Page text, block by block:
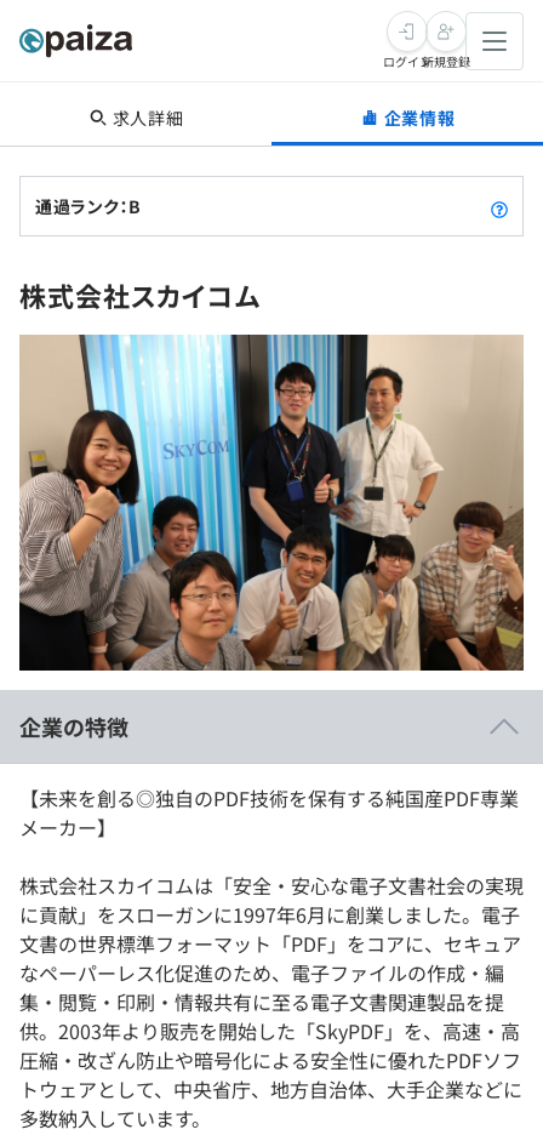
転職・キャリア
転職成功ガイド
転職エージェント
インタビュー
転職成功ガイド
新卒就活
求人検索
本選考
インターン
新卒エージェント
イベント・セミナー
インタビュー
学習
講座一覧
問題集
4択課題
ナレッジ
リファレンス
プラン
個人向けプラン
法人向けプラン
契約内容・クーポン
スキルチェック
プログラミング言語
SQL
評価結果一覧
再チャレンジ結果一覧
ゲーム・マンガ
メディア
Tech Team Journal
paiza times
paizaとは？
ログイン新規登録
求人詳細 企業情報
通過ランク：B
株式会社スカイコム
企業の特徴
【未来を創る◎独自のPDF技術を保有する純国産PDF専業
メーカー】
株式会社スカイコムは「安全・安心な電子文書社会の実現
に貢献」をスローガンに1997年6月に創業しました。電子
文書の世界標準フォーマット「PDF」をコアに、セキュア
なペーパーレス化促進のため、電子ファイルの作成・編
集・閲覧・印刷・情報共有に至る電子文書関連製品を提
供。2003年より販売を開始した「SkyPDF」を、高速・高
圧縮・改ざん防止や暗号化による安全性に優れたPDFソフ
トウェアとして、中央省庁、地方自治体、大手企業などに
多数納入しています。